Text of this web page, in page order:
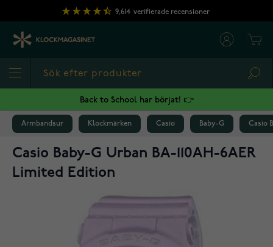
Hoppa till innehållet
9,614 verifierade recensioner
Back to School har börjat! 👉
Armbandsur Klockmärken Casio Baby-G Casio
Casio Baby-G Urban BA-110AH-6AER
Limited Edition